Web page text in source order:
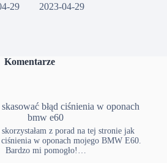
29
2023-04-29
Komentarze
skasować błąd ciśnienia w oponach
bmw e60
skorzystałam z porad na tej stronie jak
ciśnienia w oponach mojego BMW E60.
Bardzo mi pomogło!…